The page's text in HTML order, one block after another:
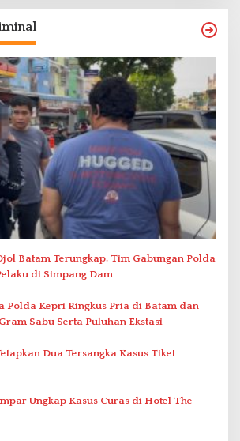
Batam Terungkap, Tim Gabungan Polda
di Simpang Dam
Polda Kepri Ringkus Pria di Batam dan
Sabu Serta Puluhan Ekstasi
Dua Tersangka Kasus Tiket
Ungkap Kasus Curas di Hotel The